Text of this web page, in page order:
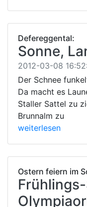
Defereggental:
Sonne,
2012-03-08
Der Schnee
Da macht es
Staller Sattel zu
Brunnalm zu
weiterlesen
Ostern feiern im